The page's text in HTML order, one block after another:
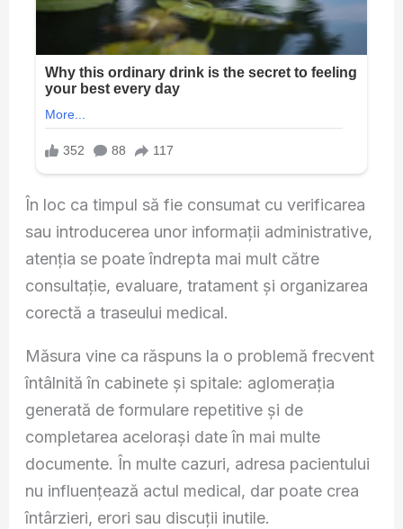
În loc ca timpul să fie consumat cu verificarea
sau introducerea unor informații administrative,
atenția se poate îndrepta mai mult către
consultație, evaluare, tratament și organizarea
corectă a traseului medical.
Măsura vine ca răspuns la o problemă frecvent
întâlnită în cabinete și spitale: aglomerația
generată de formulare repetitive și de
completarea acelorași date în mai multe
documente. În multe cazuri, adresa pacientului
nu influențează actul medical, dar poate crea
întârzieri, erori sau discuții inutile.